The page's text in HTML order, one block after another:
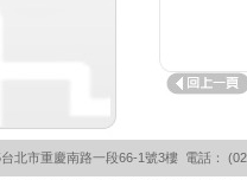
幼獅
北市重慶南路一段66-1號3樓 電話：